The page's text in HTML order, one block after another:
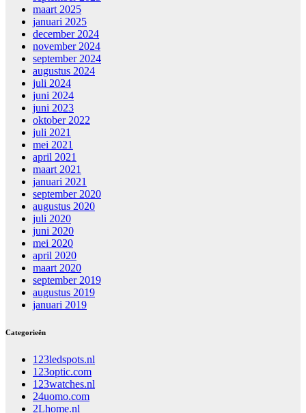
maart 2025
januari 2025
december 2024
november 2024
september 2024
augustus 2024
juli 2024
juni 2024
juni 2023
oktober 2022
juli 2021
mei 2021
april 2021
maart 2021
januari 2021
september 2020
augustus 2020
juli 2020
juni 2020
mei 2020
april 2020
maart 2020
september 2019
augustus 2019
januari 2019
Categorieën
123ledspots.nl
123optic.com
123watches.nl
24uomo.com
2Lhome.nl